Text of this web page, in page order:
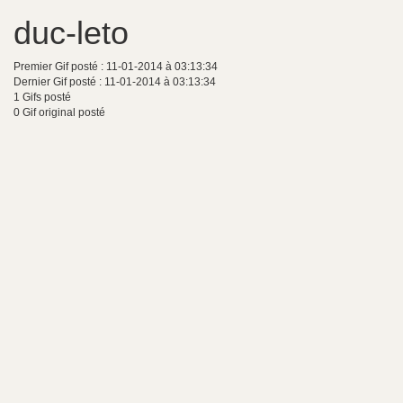
duc-leto
Premier Gif posté : 11-01-2014 à 03:13:34
Dernier Gif posté : 11-01-2014 à 03:13:34
1 Gifs posté
0 Gif original posté